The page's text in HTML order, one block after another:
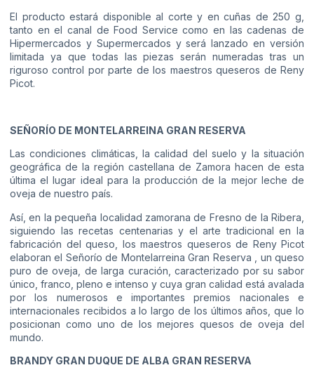
El producto estará disponible al corte y en cuñas de 250 g,
tanto en el canal de Food Service como en las cadenas de
Hipermercados y Supermercados y será lanzado en versión
limitada ya que todas las piezas serán numeradas tras un
riguroso control por parte de los maestros queseros de Reny
Picot.
SEÑORÍO DE MONTELARREINA GRAN RESERVA
Las condiciones climáticas, la calidad del suelo y la situación
geográfica de la región castellana de Zamora hacen de esta
última el lugar ideal para la producción de la mejor leche de
oveja de nuestro país.
Así, en la pequeña localidad zamorana de Fresno de la Ribera,
siguiendo las recetas centenarias y el arte tradicional en la
fabricación del queso, los maestros queseros de Reny Picot
elaboran el Señorío de Montelarreina Gran Reserva , un queso
puro de oveja, de larga curación, caracterizado por su sabor
único, franco, pleno e intenso y cuya gran calidad está avalada
por los numerosos e importantes premios nacionales e
internacionales recibidos a lo largo de los últimos años, que lo
posicionan como uno de los mejores quesos de oveja del
mundo.
BRANDY GRAN DUQUE DE ALBA GRAN RESERVA